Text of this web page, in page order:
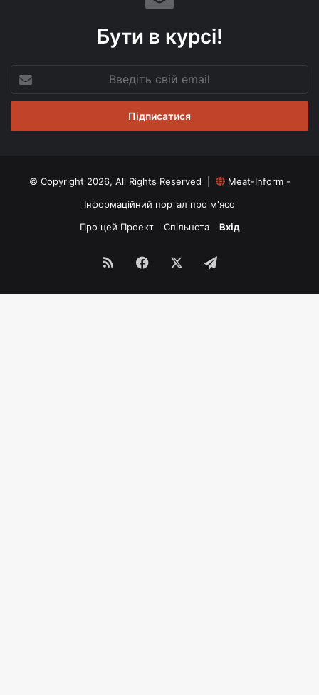
Бути в курсі!
свій
email
© Copyright 2026, All Rights Reserved |
Meat-Inform -
Інформаційний портал про м'ясо
Про цей Проект
Спільнота Вхід
RSS Facebook